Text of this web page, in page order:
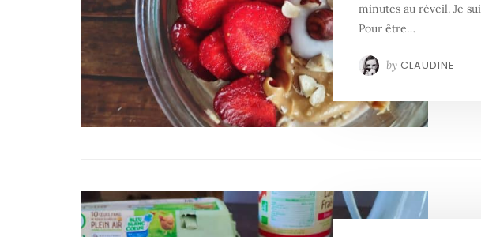
minutes au réveil. Je
Pour être…
by CLAUDINE